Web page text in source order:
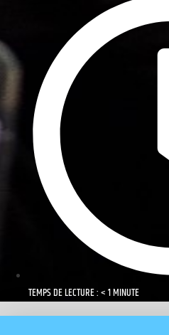
TEMPS DE LECTURE : < 1 MINUTE